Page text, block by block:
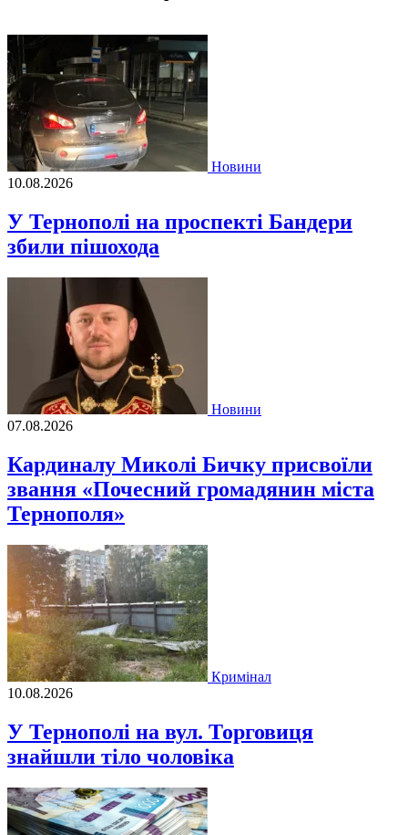
Новини
10.08.2026
У Тернополі на проспекті Бандери
збили пішохода
Новини
07.08.2026
Кардиналу Миколі Бичку присвоїли
звання «Почесний громадянин міста
Тернополя»
Кримінал
10.08.2026
У Тернополі на вул. Торговиця
знайшли тіло чоловіка